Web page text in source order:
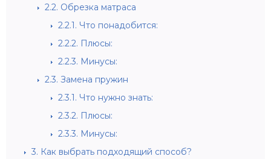
2.2. Обрезка матраса
2.2.1. Что понадобится:
2.2.2. Плюсы:
2.2.3. Минусы:
2.3. Замена пружин
2.3.1. Что нужно знать:
2.3.2. Плюсы:
2.3.3. Минусы:
3. Как выбрать подходящий способ?